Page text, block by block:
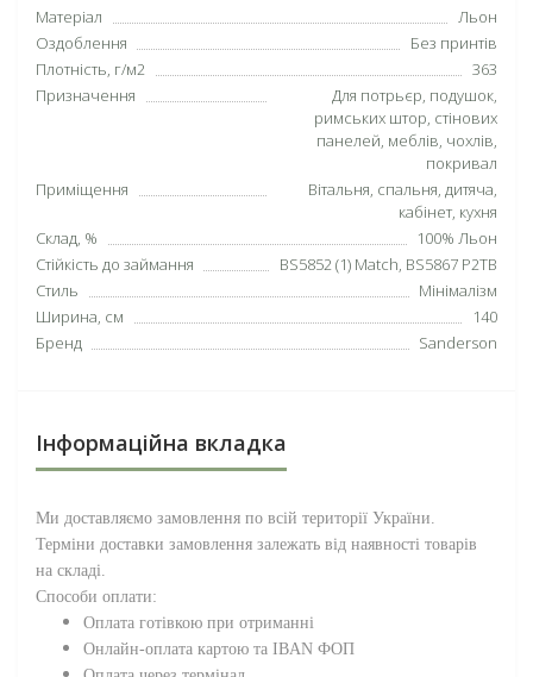
Матеріал
Льон
Оздоблення
Без принтів
Плотність, г/м2
363
Призначення
Для потрьєр, подушок,
римських штор, стінових
панелей, меблів, чохлів,
покривал
Приміщення
Вітальня, спальня, дитяча,
кабінет, кухня
Склад, %
100% Льон
Стійкість до займання
BS5852 (1) Match, BS5867 P2TB
Стиль
Мінімалізм
Ширина, см
140
Бренд
Sanderson
Інформаційна вкладка
Ми доставляємо замовлення по всій території України.
Терміни доставки замовлення залежать від наявності товарів
на складі.
Способи оплати:
Оплата готівкою при отриманні
Онлайн-оплата картою та IBAN ФОП